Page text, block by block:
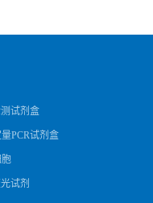
试剂盒
PCR试剂盒
胞
试剂